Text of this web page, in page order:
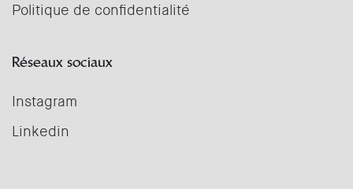
Politique de confidentialité
Réseaux sociaux
Instagram
Linkedin